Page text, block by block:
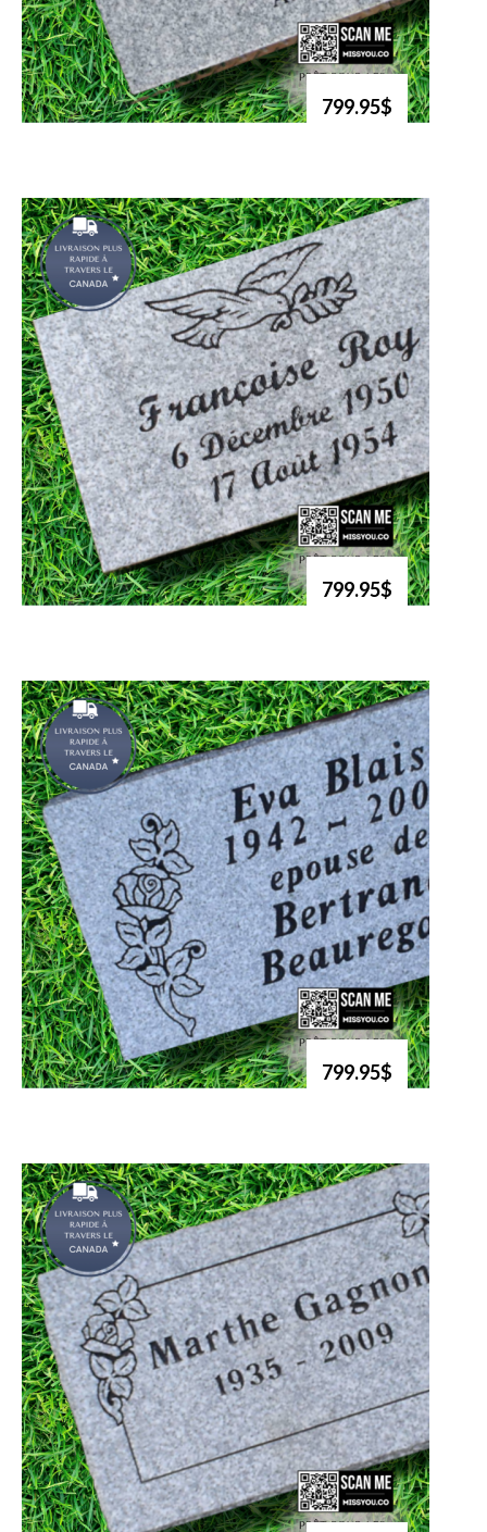
799.95$
799.95$
799.95$